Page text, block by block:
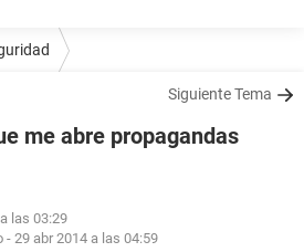
Siguiente Tema
me abre propagandas
las 03:29
-29 abr 2014 a las 04:59